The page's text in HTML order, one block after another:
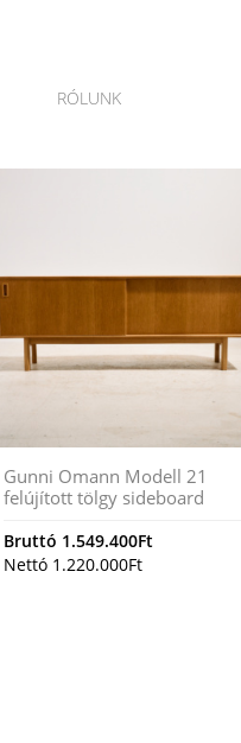
RÓLUNK
Gunni Omann Modell 21
felújított tölgy sideboard
Bruttó 1.549.400Ft
Nettó 1.220.000Ft